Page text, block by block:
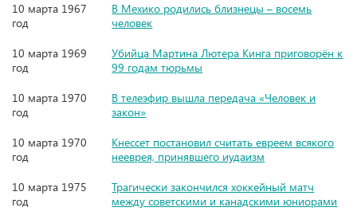
10 марта 1967
год
В Мехико родились близнецы – восемь
человек
10 марта 1969
год
Убийца Мартина Лютера Кинга приговорён к
99 годам тюрьмы
10 марта 1970
год
В телеэфир вышла передача «Человек и
закон»
10 марта 1970
год
Кнессет постановил считать евреем всякого
нееврея, принявшего иудаизм
10 марта 1975
год
Трагически закончился хоккейный матч
между советскими и канадскими юниорами